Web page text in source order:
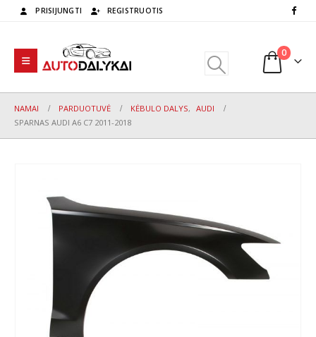
PRISIJUNGTI REGISTRUOTIS
0
NAMAI PARDUOTUVĖ KĖBULO DALYS, AUDI
SPARNAS AUDI A6 C7 2011-2018